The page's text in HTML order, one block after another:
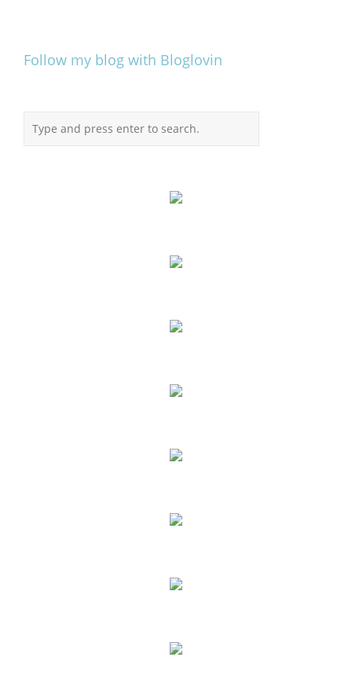
Follow my blog with Bloglovin